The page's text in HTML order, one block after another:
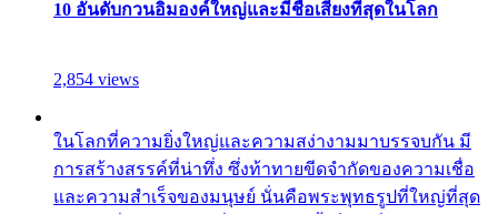
10 อันดับกวนอิมองค์ใหญ่และมีชื่อเสียงที่สุดในโลก
2,854 views
ในโลกที่ความยิ่งใหญ่และความสง่างามมาบรรจบกัน มี
การสร้างสรรค์ที่น่าทึ่ง ซึ่งท้าทายขีดจำกัดของความเชื่อ
และความสำเร็จของมนุษย์ นั่นคือพระพุทธรูปที่ใหญ่ที่สุด